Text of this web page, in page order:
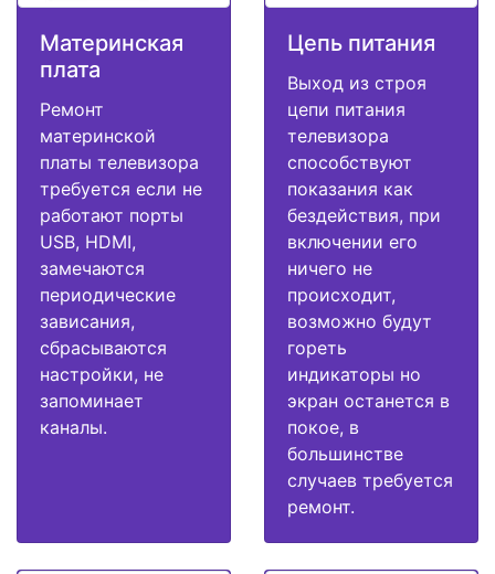
Материнская
плата
Ремонт
материнской
платы телевизора
требуется если не
работают порты
USB, HDMI,
замечаются
периодические
зависания,
сбрасываются
настройки, не
запоминает
каналы.
Цепь питания
Выход из строя
цепи питания
телевизора
способствуют
показания как
бездействия, при
включении его
ничего не
происходит,
возможно будут
гореть
индикаторы но
экран останется в
покое, в
большинстве
случаев требуется
ремонт.